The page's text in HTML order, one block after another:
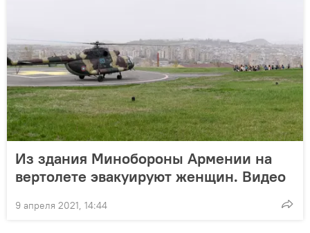
Из здания Минобороны Армении на
вертолете эвакуируют женщин. Видео
9 апреля 2021, 14:44